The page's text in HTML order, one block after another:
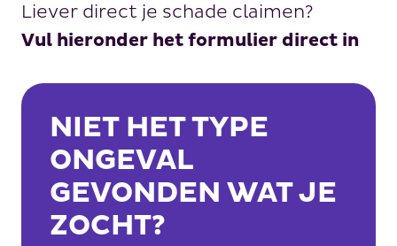
Liever direct je schade claimen?
Vul hieronder het formulier direct in
NIET HET TYPE
ONGEVAL
GEVONDEN WAT JE
ZOCHT?